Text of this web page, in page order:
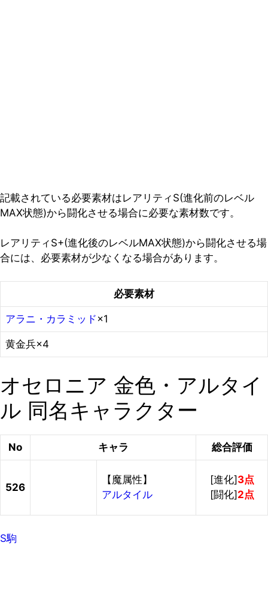
記載されている必要素材はレアリティS(進化前のレベル
MAX状態)から闘化させる場合に必要な素材数です。
レアリティS+(進化後のレベルMAX状態)から闘化させる場
合には、必要素材が少なくなる場合があります。
必要素材
アラニ・カラミッド ×1
黄金兵×4
オセロニア 金色・アルタイ
ル 同名キャラクター
No キャラ 総合評価
526
【魔属性】
アルタイル
[進化] 3点
[闘化] 2点
S駒